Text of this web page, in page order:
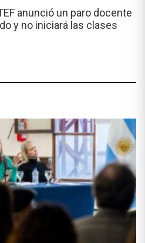
anunció un paro docente
y no iniciará las clases